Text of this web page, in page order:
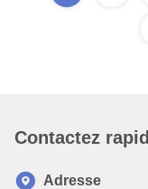
Contactez
Adresse